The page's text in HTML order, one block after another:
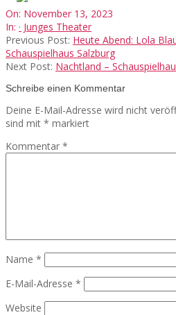
2023-
11-
13
On: November 13, 2023
In: · Junges Theater
Previous Post: Heute Abend: Lola
Schauspielhaus Salzburg
Next Post: Nachtland –
Schreibe einen Kommentar
Deine E-Mail-Adresse wird nicht
sind mit * markiert
Kommentar *
Name *
E-Mail-Adresse *
Website